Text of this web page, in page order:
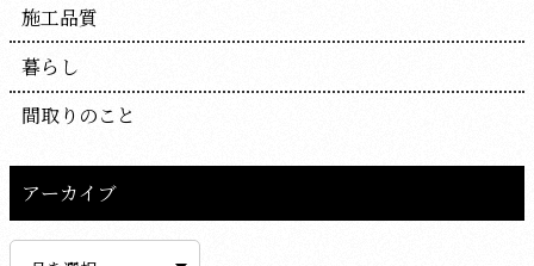
施工品質
暮らし
間取りのこと
アーカイブ